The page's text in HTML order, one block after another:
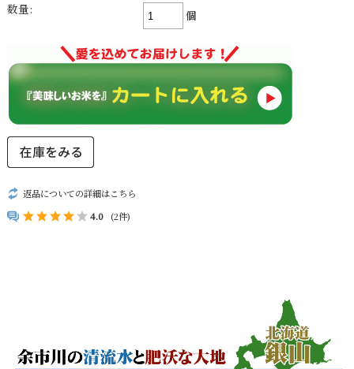
数量: 個
返品についての詳細はこちら
4.0 (2件)